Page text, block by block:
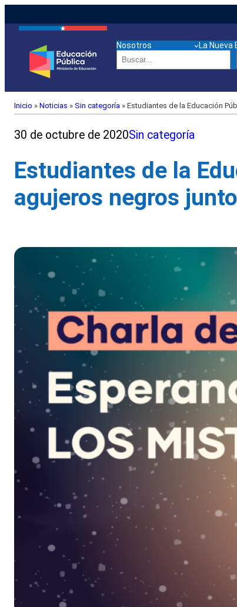
Nosotros La Nueva
Buscar
Inicio » Noticias » Sin categoría » Estudiantes de la Educación
30 de octubre de 2020Sin categoría
Estudiantes de la
agujeros negros